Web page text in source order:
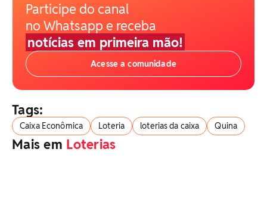
Participe do canal
no Whatsapp e receba
notícias em primeira mão!
Acesse a comunidade
Tags:
Caixa Econômica Loteria loterias da caixa Quina
Mais em Loterias